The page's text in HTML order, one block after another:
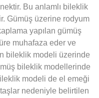
Bu anlamlı bileklik
Gümüş üzerine rodyum
yapılan gümüş
muhafaza eder ve
bileklik modeli üzerinde
bileklik modellerinde
modeli de el emeği
nedeniyle belirtilen